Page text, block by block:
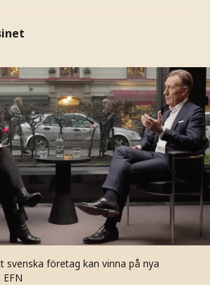
svenska företag kan vinna på nya